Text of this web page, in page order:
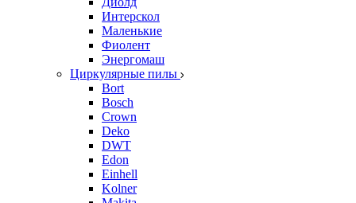
Интерскол
Маленькие
Фиолент
Энергомаш
Циркулярные пилы
Bort
Bosch
Crown
Deko
DWT
Edon
Einhell
Kolner